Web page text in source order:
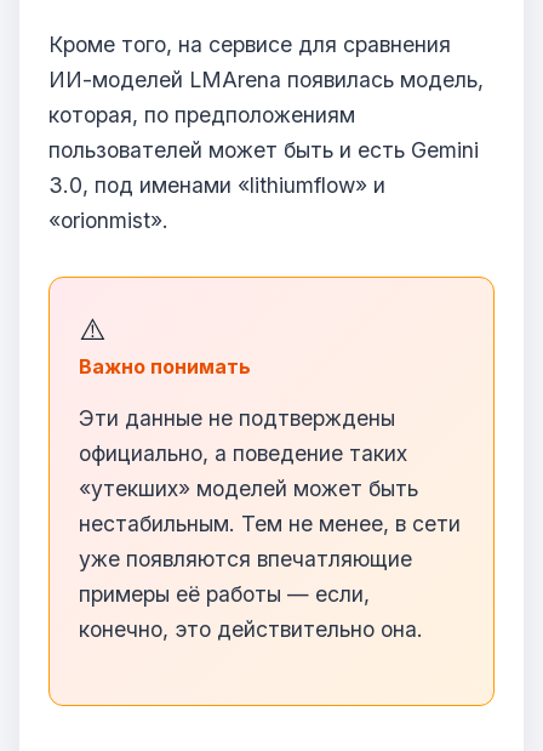
Кроме того, на сервисе для сравнения
ИИ-моделей LMArena появилась модель,
которая, по предположениям
пользователей может быть и есть Gemini
3.0, под именами «lithiumflow» и
«orionmist».
Важно понимать
Эти данные не подтверждены
официально, а поведение таких
«утекших» моделей может быть
нестабильным. Тем не менее, в сети
уже появляются впечатляющие
примеры её работы — если,
конечно, это действительно она.